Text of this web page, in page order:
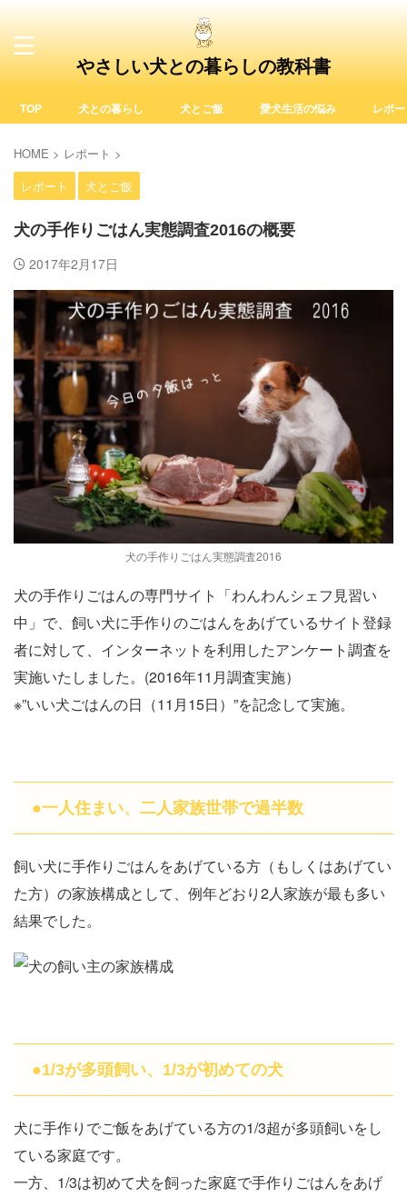
やさしい犬との暮らしの教科書
TOP 犬との暮らし 犬とご飯 愛犬生活の悩み レポ
HOME > レポート >
レポート
犬とご飯
犬の手作りごはん実態調査2016の概要
2017年2月17日
犬の手作りごはん実態調査2016
犬の手作りごはんの専門サイト「わんわんシェフ見習い
中」で、飼い犬に手作りのごはんをあげているサイト登録
者に対して、インターネットを利用したアンケート調査を
実施いたしました。(2016年11月調査実施）
※”いい犬ごはんの日（11月15日）”を記念して実施。
●一人住まい、二人家族世帯で過半数
飼い犬に手作りごはんをあげている方（もしくはあげてい
た方）の家族構成として、例年どおり2人家族が最も多い
結果でした。
●1/3が多頭飼い、1/3が初めての犬
犬に手作りでご飯をあげている方の1/3超が多頭飼いをし
ている家庭です。
一方、1/3は初めて犬を飼った家庭で手作りごはんをあげ